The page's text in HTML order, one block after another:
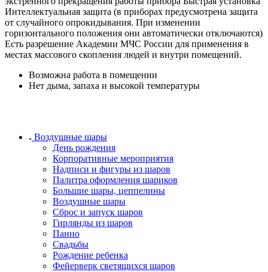
Интеллектуальная защита (в приборах предусмотрена защита
от случайного опрокидывания. При изменении
горизонтального положения они автоматически отключаются)
Есть разрешение Академии МЧС России для применения в
местах массового скопления людей и внутри помещений.
Возможна работа в помещении
Нет дыма, запаха и высокой температуры
Воздушные шары
День рождения
Корпоративные мероприятия
Надписи и фигуры из шаров
Палитра оформления шариков
Большие шары, цеппелины
Воздушные шары
Сброс и запуск шаров
Гирлянды из шаров
Панно
Свадьбы
Рождение ребенка
Фейерверк светящихся шаров